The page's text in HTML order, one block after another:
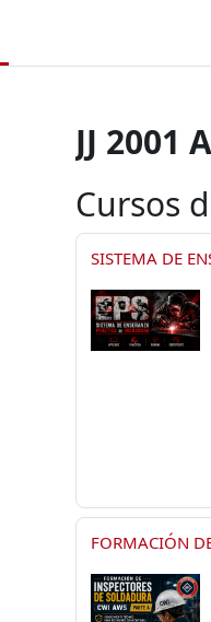
JJ
Cursos
SISTEMA DE
FORMACIÓN